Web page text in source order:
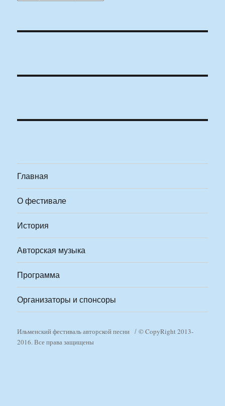
Главная
О фестивале
История
Авторская музыка
Программа
Организаторы и спонсоры
Ильменский фестиваль авторской песни
© CopyRight 2013-
2016. Все права защищены